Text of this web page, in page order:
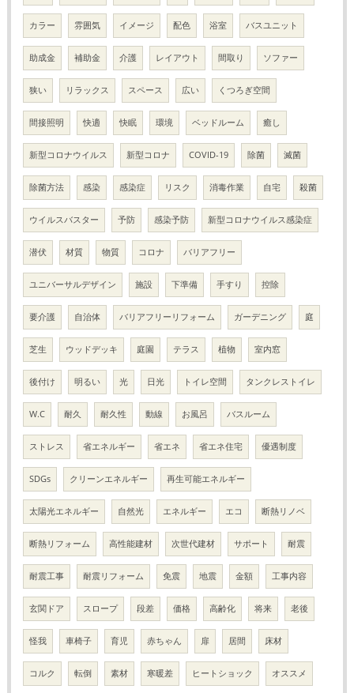
カラー 雰囲気 イメージ 配色 浴室 バスユニット
助成金 補助金 介護 レイアウト 間取り ソファー
狭い リラックス スペース 広い くつろぎ空間
間接照明 快適 快眠 環境 ベッドルーム 癒し
新型コロナウイルス 新型コロナ COVID-19 除菌 滅菌
除菌方法 感染 感染症 リスク 消毒作業 自宅 殺菌
ウイルスバスター 予防 感染予防 新型コロナウイルス感染症
潜伏 材質 物質 コロナ バリアフリー
ユニバーサルデザイン 施設 下準備 手すり 控除
要介護 自治体 バリアフリーリフォーム ガーデニング 庭
芝生 ウッドデッキ 庭園 テラス 植物 室内窓
後付け 明るい 光 日光 トイレ空間 タンクレストイレ
W.C 耐久 耐久性 動線 お風呂 バスルーム
ストレス 省エネルギー 省エネ 省エネ住宅 優遇制度
SDGs クリーンエネルギー 再生可能エネルギー
太陽光エネルギー 自然光 エネルギー エコ 断熱リノベ
断熱リフォーム 高性能建材 次世代建材 サポート 耐震
耐震工事 耐震リフォーム 免震 地震 金額 工事内容
玄関ドア スロープ 段差 価格 高齢化 将来 老後
怪我 車椅子 育児 赤ちゃん 扉 居間 床材
コルク 転倒 素材 寒暖差 ヒートショック オススメ